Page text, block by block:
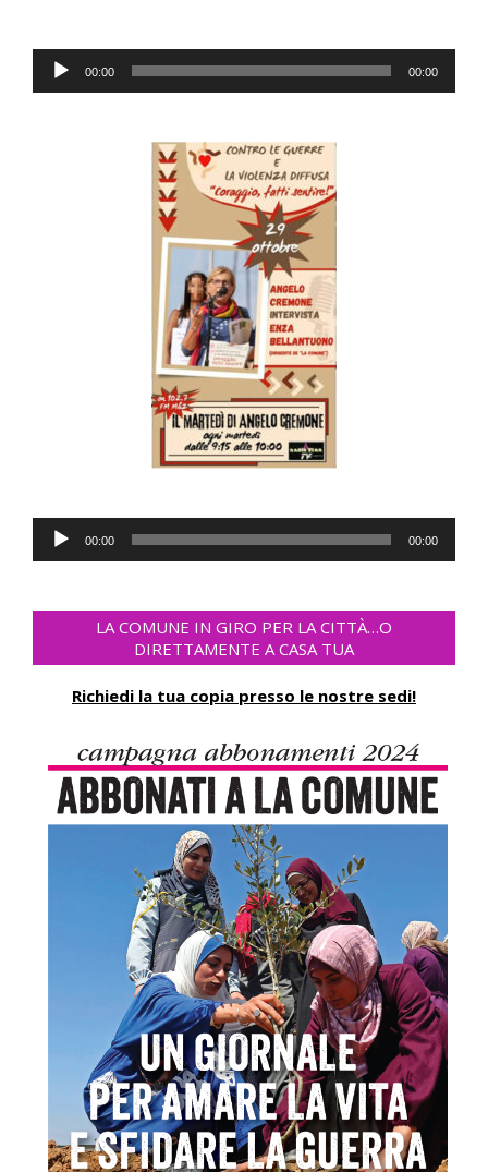
Audio
Player
00:00 00:00
Audio
Player
00:00 00:00
LA COMUNE IN GIRO PER LA CITTÀ…O
DIRETTAMENTE A CASA TUA
Richiedi la tua copia presso le nostre sedi!